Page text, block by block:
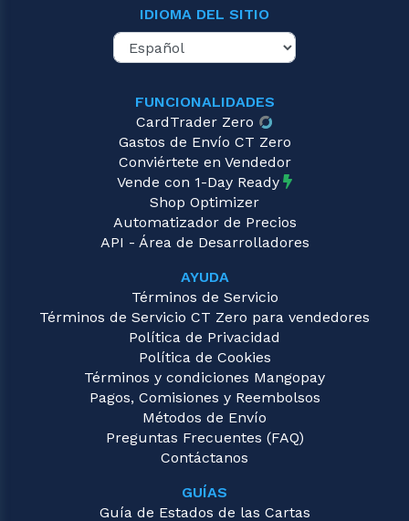
IDIOMA DEL SITIO
FUNCIONALIDADES
CardTrader Zero
Gastos de Envío CT Zero
Conviértete en Vendedor
Vende con 1-Day Ready
Shop Optimizer
Automatizador de Precios
API - Área de Desarrolladores
AYUDA
Términos de Servicio
Términos de Servicio CT Zero para vendedores
Política de Privacidad
Política de Cookies
Términos y condiciones Mangopay
Pagos, Comisiones y Reembolsos
Métodos de Envío
Preguntas Frecuentes (FAQ)
Contáctanos
GUÍAS
Guía de Estados de las Cartas